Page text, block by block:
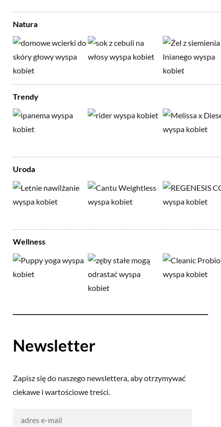
Natura
Trendy
Uroda
Wellness
Newsletter
Zapisz się do naszego newslettera, aby otrzymywać
ciekawe i wartościowe treści.